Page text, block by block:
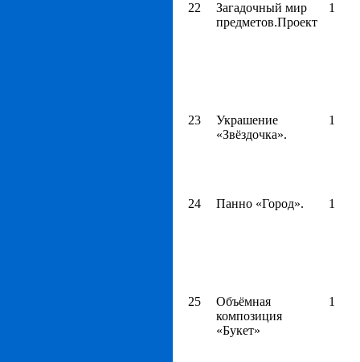
22
Загадочный мир
предметов.Проект
1
23
Украшение
«Звёздочка».
1
24 Панно «Город». 1
25
Объёмная
композиция
«Букет»
1